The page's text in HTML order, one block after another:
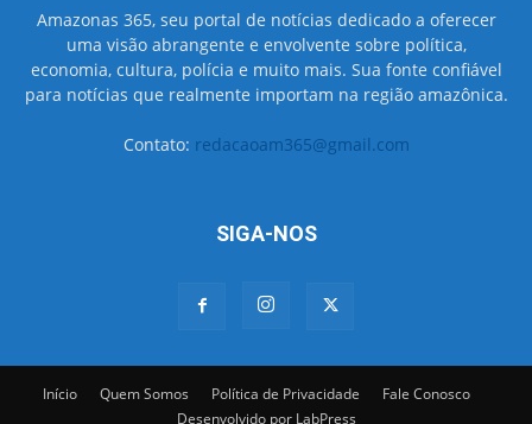
Amazonas 365, seu portal de notícias dedicado a oferecer
uma visão abrangente e envolvente sobre política,
economia, cultura, polícia e muito mais. Sua fonte confiável
para notícias que realmente importam na região amazônica.
Contato: redacaoam365@gmail.com
SIGA-NOS
Início Quem Somos Política de Privacidade
Fale Conosco
Desenvolvido por LabPress